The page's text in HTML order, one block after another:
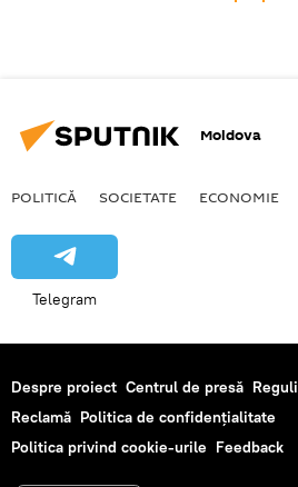
Moldova
POLITICĂ SOCIETATE ECONOMIE
Telegram
Despre proiect Centrul de presă Reguli
Reclamă Politica de confidențialitate
Politica privind cookie-urile Feedback